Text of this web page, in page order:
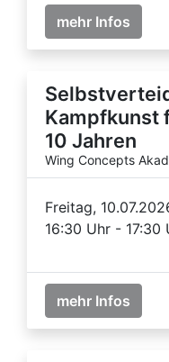
mehr Infos
Kampfkunst
10 Jahren
Wing Concepts
Freitag,
16:30 Uhr - 17:30
mehr Infos